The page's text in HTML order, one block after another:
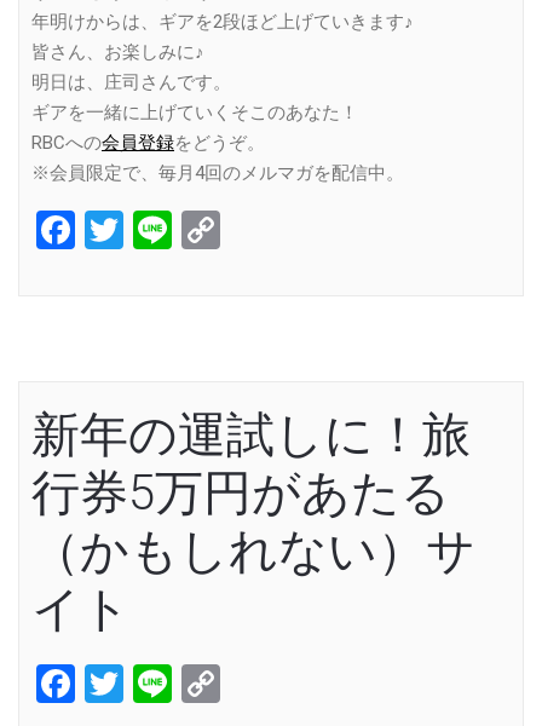
年明けからは、ギアを2段ほど上げていきます♪
皆さん、お楽しみに♪
明日は、庄司さんです。
ギアを一緒に上げていくそこのあなた！
RBCへの会員登録をどうぞ。
※会員限定で、毎月4回のメルマガを配信中。
Facebook
Twitter
Line
新年の運試しに！旅
行券5万円があたる
（かもしれない）サ
イト
Facebook
Twitter
Line